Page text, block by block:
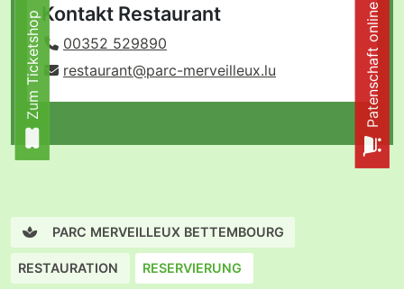
Kontakt Restaurant
00352 529890
restaurant@parc-merveilleux.lu
PARC MERVEILLEUX BETTEMBOURG
RESTAURATION RESERVIERUNG
Zum Ticketshop
Zum Ticketshop Patenschaft online